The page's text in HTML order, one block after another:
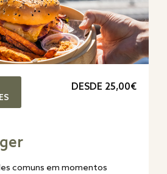
DESDE 25,00€
comuns em momentos